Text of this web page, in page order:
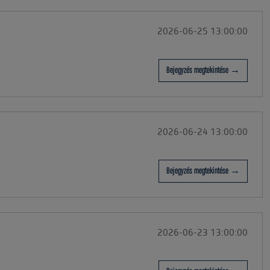
2026-06-25 13:00:00
Bejegyzés megtekintése →
2026-06-24 13:00:00
Bejegyzés megtekintése →
2026-06-23 13:00:00